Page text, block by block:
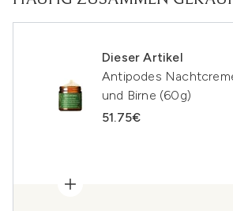
Dieser Artikel
Antipodes
und Birne (60g)
51.75€